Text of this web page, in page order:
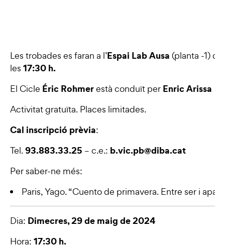
Les trobades es faran a l’Espai Lab Ausa (planta -1)
les 17:30 h.
El Cicle Éric Rohmerestà conduït per Enric Arissa
Activitat gratuïta. Places limitades.
Cal inscripció prèvia:
Tel.93.883.33.25 – c.e.: b.vic.pb@diba.cat
Per saber-ne més:
Paris, Yago.“Cuento de primavera. Entre ser i
Dia: Dimecres, 29 de maig de 2024
Hora: 17:30 h.